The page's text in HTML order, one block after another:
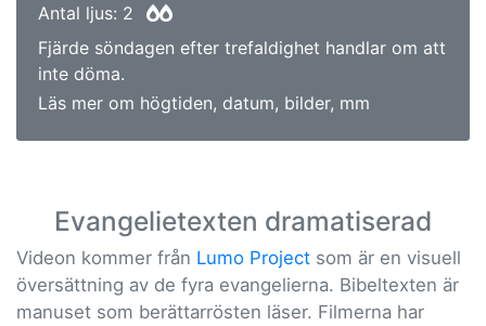
Antal ljus: 2
Fjärde söndagen efter trefaldighet handlar om att
inte döma.
Läs mer om högtiden, datum, bilder, mm
Evangelietexten dramatiserad
Videon kommer från Lumo Project som är en visuell
översättning av de fyra evangelierna. Bibeltexten är
manuset som berättarrösten läser. Filmerna har